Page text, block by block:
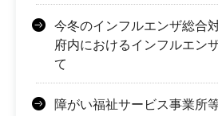
今冬のインフルエンザ総合
府内におけるインフルエン
て
障がい福祉サービス事業所